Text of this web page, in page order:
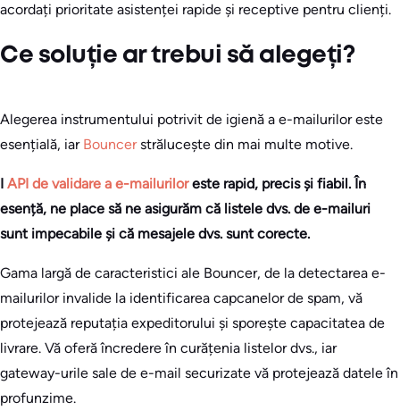
acordați prioritate asistenței rapide și receptive pentru clienți.
Ce soluție ar trebui să alegeți?
Alegerea instrumentului potrivit de igienă a e-mailurilor este
esențială, iar Bouncerstrălucește din mai multe motive.
I API de validare a e-mailuriloreste rapid, precis și fiabil. În
esență, ne place să ne asigurăm că listele dvs. de e-mailuri
sunt impecabile și că mesajele dvs. sunt corecte.
Gama largă de caracteristici ale Bouncer, de la detectarea e-
mailurilor invalide la identificarea capcanelor de spam, vă
protejează reputația expeditorului și sporește capacitatea de
livrare. Vă oferă încredere în curățenia listelor dvs., iar
gateway-urile sale de e-mail securizate vă protejează datele în
profunzime.